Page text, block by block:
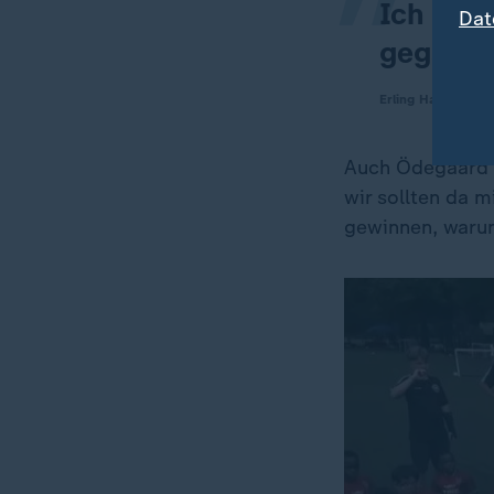
Ich
Auch
wir sollten da
gewinnen,